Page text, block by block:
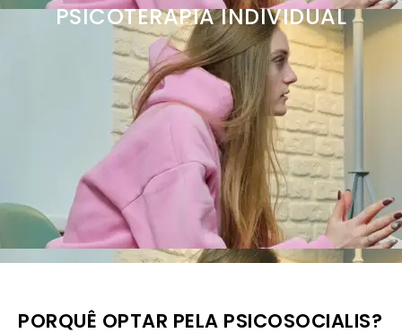
PSICOTERAPIA INDIVIDUAL
PORQUÊ OPTAR PELA PSICOSOCIALIS?